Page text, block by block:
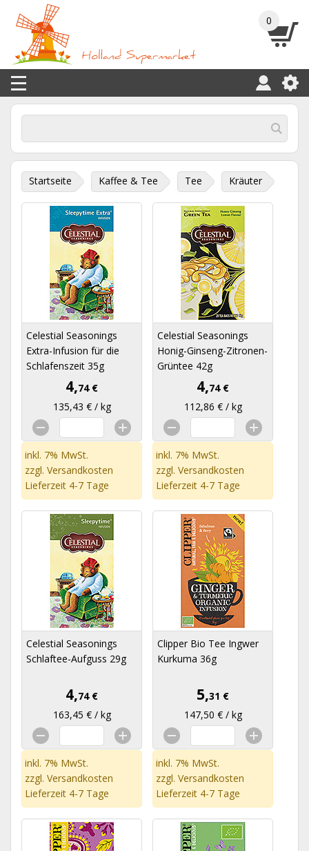
0
Startseite Kaffee & Tee Tee Kräuter
Celestial Seasonings
Extra-Infusion für die
Schlafenszeit 35g
4,74 €
135,43 € / kg
inkl. 7% MwSt.
zzgl. Versandkosten
Lieferzeit 4-7 Tage
Celestial Seasonings
Honig-Ginseng-Zitronen-
Grüntee 42g
4,74 €
112,86 € / kg
inkl. 7% MwSt.
zzgl. Versandkosten
Lieferzeit 4-7 Tage
Celestial Seasonings
Schlaftee-Aufguss 29g
4,74 €
163,45 € / kg
inkl. 7% MwSt.
zzgl. Versandkosten
Lieferzeit 4-7 Tage
Clipper Bio Tee Ingwer
Kurkuma 36g
5,31 €
147,50 € / kg
inkl. 7% MwSt.
zzgl. Versandkosten
Lieferzeit 4-7 Tage